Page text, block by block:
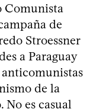
Comunista
de
Stroessner
a Paraguay
anticomunistas
de la
es casual